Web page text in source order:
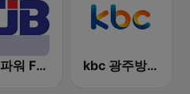
TJB 파워 FM (POWER FM) kbc 광주방송 MyFM